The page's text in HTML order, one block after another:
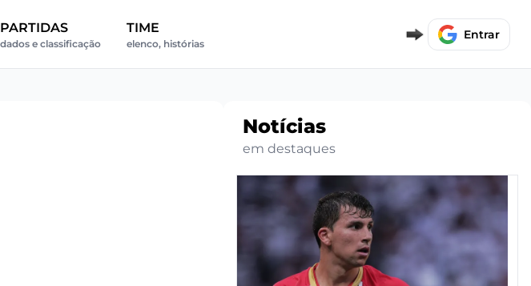
PARTIDAS
dados e classificação
TIME
elenco, histórias
Entrar
Notícias
em destaques